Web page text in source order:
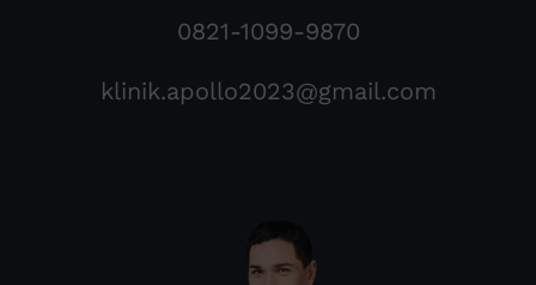
0821-1099-9870
klinik.apollo2023@gmail.com